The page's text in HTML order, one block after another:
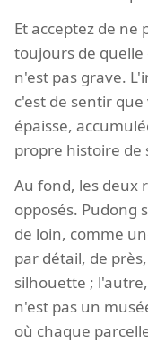
Et acceptez de ne
toujours de quelle
n'est pas grave.
c'est de sentir
épaisse,
propre histoire
Au fond, les deux
opposés. Pudong
de loin, comme
par détail, de
silhouette ;
n'est pas un
où chaque